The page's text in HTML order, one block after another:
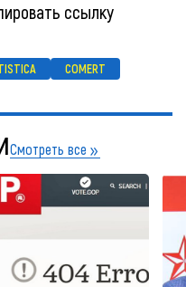
ссылку
COMERT
Смотреть все